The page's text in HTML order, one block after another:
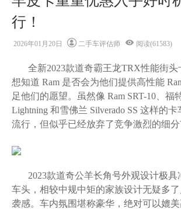
行！
2026年01月20日 二手车评估师 阅读(61583)
全新2023款道奇霸王龙TRX性能街头
想知道 Ram 是否会为他们提供高性能
足他们的愿望。虽然像 Ram SRT-10、福
Lightning 和雪佛兰 Silverado SS 这样的
流行，但似乎已经放弃了竞争激烈的细分
2023款道奇公羊长角号外观设计极具
车头，相较中规中矩的家族设计无疑多
袭感。车内氛围堪称豪华，绝对可以媲